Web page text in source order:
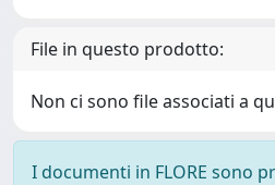
File in questo prodotto:
Non ci sono file associati a
I documenti in FLORE sono